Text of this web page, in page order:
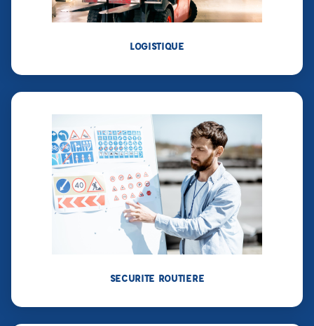
LOGISTIQUE
SECURITE ROUTIERE